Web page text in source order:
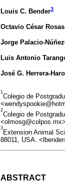
Louis C. Bender3
Octavio César
Jorge Palacio-Núñez
Luis Antonio
José G. Herrera-Haro
1
Colegio de
2
Colegio de
3
Extension Animal
88011, USA.
ABSTRACT